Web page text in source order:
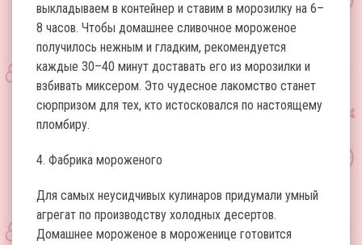
выкладываем в контейнер и ставим в морозилку на 6–
8 часов. Чтобы домашнее сливочное мороженое
получилось нежным и гладким, рекомендуется
каждые 30–40 минут доставать его из морозилки и
взбивать миксером. Это чудесное лакомство станет
сюрпризом для тех, кто истосковался по настоящему
пломбиру.
4. Фабрика мороженого
Для самых неусидчивых кулинаров придумали умный
агрегат по производству холодных десертов.
Домашнее мороженое в мороженице готовится